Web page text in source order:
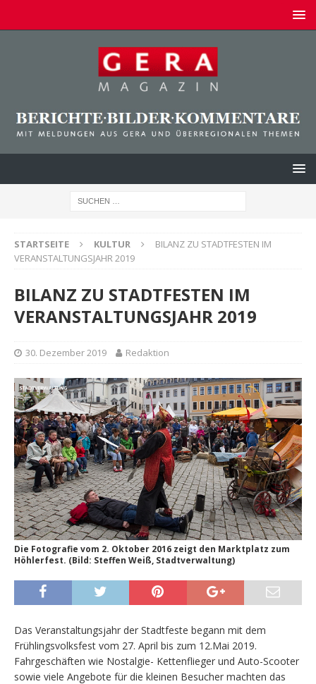
STARTSEITE KULTUR
BILANZ ZU STADTFESTEN IM
VERANSTALTUNGSJAHR 2019
BILANZ ZU STADTFESTEN IM
VERANSTALTUNGSJAHR 2019
30. Dezember 2019 Redaktion
Die Fotografie vom 2. Oktober 2016 zeigt den Marktplatz zum
Höhlerfest. (Bild: Steffen Weiß, Stadtverwaltung)
Das Veranstaltungsjahr der Stadtfeste begann mit dem
Frühlingsvolksfest vom 27. April bis zum 12.Mai 2019.
Fahrgeschäften wie Nostalgie- Kettenflieger und Auto-Scooter
sowie viele Angebote für die kleinen Besucher machten das